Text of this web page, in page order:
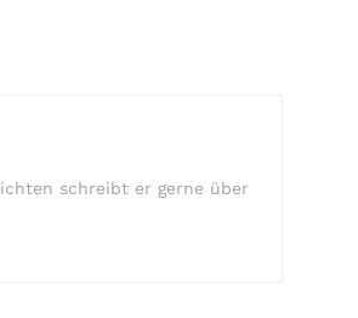
schreibt er gerne über